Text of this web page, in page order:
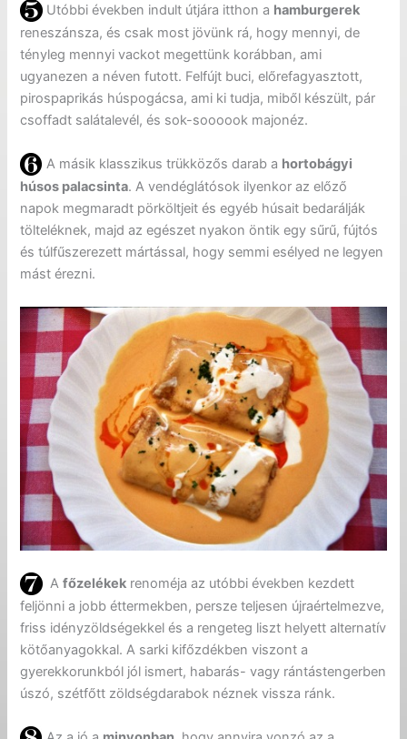
Utóbbi években indult útjára itthon a hamburgerek
reneszánsza, és csak most jövünk rá, hogy mennyi, de
tényleg mennyi vackot megettünk korábban, ami
ugyanezen a néven futott. Felfújt buci, előrefagyasztott,
pirospaprikás húspogácsa, ami ki tudja, miből készült, pár
csoffadt salátalevél, és sok-soooook majonéz.
A másik klasszikus trükközős darab a hortobágyi
húsos palacsinta. A vendéglátósok ilyenkor az előző
napok megmaradt pörköltjeit és egyéb húsait bedarálják
tölteléknek, majd az egészet nyakon öntik egy sűrű, fújtós
és túlfűszerezett mártással, hogy semmi esélyed ne legyen
mást érezni.
Afőzelékek renoméja az utóbbi években kezdett
feljönni a jobb éttermekben, persze teljesen újraértelmezve,
friss idényzöldségekkel és a rengeteg liszt helyett alternatív
kötőanyagokkal. A sarki kifőzdékben viszont a
gyerekkorunkból jól ismert, habarás- vagy rántástengerben
úszó, szétfőtt zöldségdarabok néznek vissza ránk.